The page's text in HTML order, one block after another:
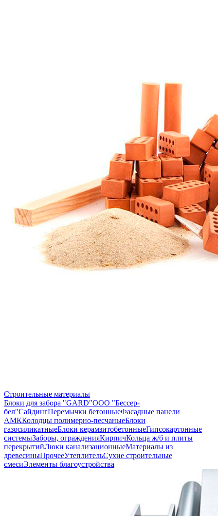
Строительные материалы
Блоки для забора "GARD"ООО "Бессер-
бел"СайдингПеремычки бетонныеФасадные панели
АМККолодцы полимерно-песчаныеБлоки
газосиликатныеБлоки керамзитобетонныеГипсокартонные
системыЗаборы, огражденияКирпичКольца ж/б и плиты
перекрытийЛюки канализационныеМатериалы из
древесиныПрочееУтеплительСухие строительные
смесиЭлементы благоустройства